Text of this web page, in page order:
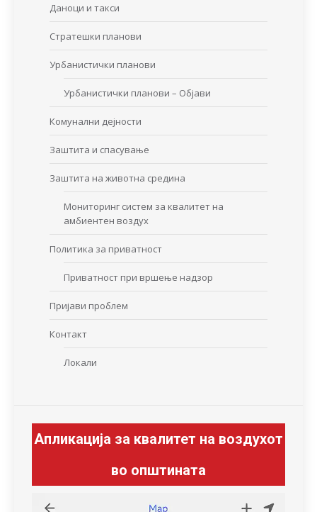
Даноци и такси
Стратешки планови
Урбанистички планови
Урбанистички планови – Објави
Комунални дејности
Заштита и спасување
Заштита на животна средина
Мониторинг систем за квалитет на
амбиентен воздух
Политика за приватност
Приватност при вршење надзор
Пријави проблем
Контакт
Локали
Апликација за квалитет на воздухот
во општината